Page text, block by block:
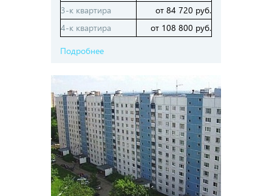
3-к квартира
от 84 720 руб.
4-к квартира
от 108 800 руб.
Подробнее